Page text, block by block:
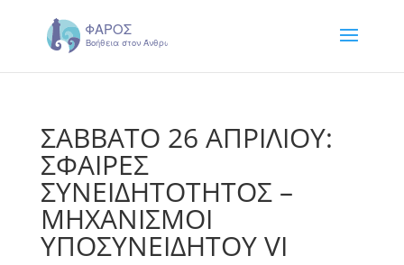
ΣΑΒΒΑΤΟ 26 ΑΠΡΙΛΙΟΥ:
ΣΦΑΙΡΕΣ
ΣΥΝΕΙΔΗΤΟΤΗΤΟΣ –
ΜΗΧΑΝΙΣΜΟΙ
ΥΠΟΣΥΝΕΙΔΗΤΟΥ VΙ